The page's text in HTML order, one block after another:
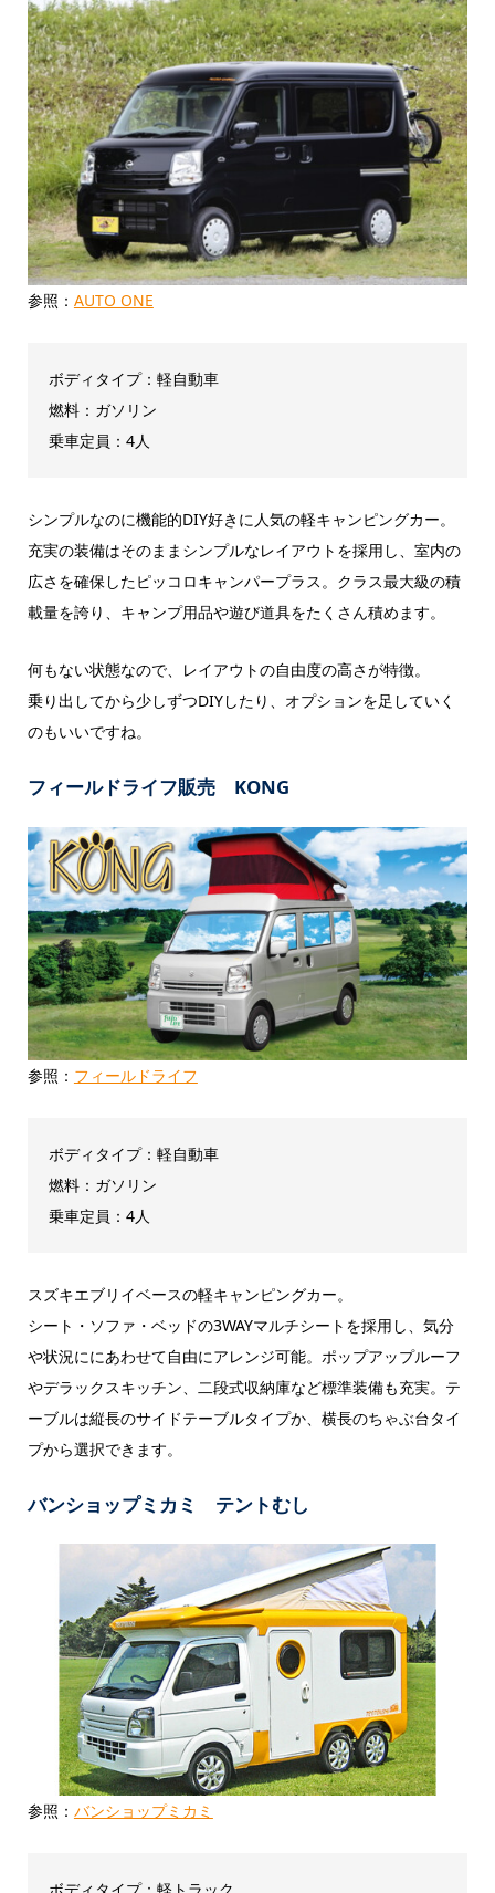
参照： AUTO ONE
ボディタイプ：軽自動車
燃料：ガソリン
乗車定員：4人
シンプルなのに機能的DIY好きに人気の軽キャンピングカー。
充実の装備はそのままシンプルなレイアウトを採用し、室内の
広さを確保したピッコロキャンパープラス。クラス最大級の積
載量を誇り、キャンプ用品や遊び道具をたくさん積めます。
何もない状態なので、レイアウトの自由度の高さが特徴。
乗り出してから少しずつDIYしたり、オプションを足していく
のもいいですね。
フィールドライフ販売 KONG
参照： フィールドライフ
ボディタイプ：軽自動車
燃料：ガソリン
乗車定員：4人
スズキエブリイベースの軽キャンピングカー。
シート・ソファ・ベッドの3WAYマルチシートを採用し、気分
や状況ににあわせて自由にアレンジ可能。ポップアップルーフ
やデラックスキッチン、二段式収納庫など標準装備も充実。テ
ーブルは縦長のサイドテーブルタイプか、横長のちゃぶ台タイ
プから選択できます。
バンショップミカミ テントむし
参照： バンショップミカミ